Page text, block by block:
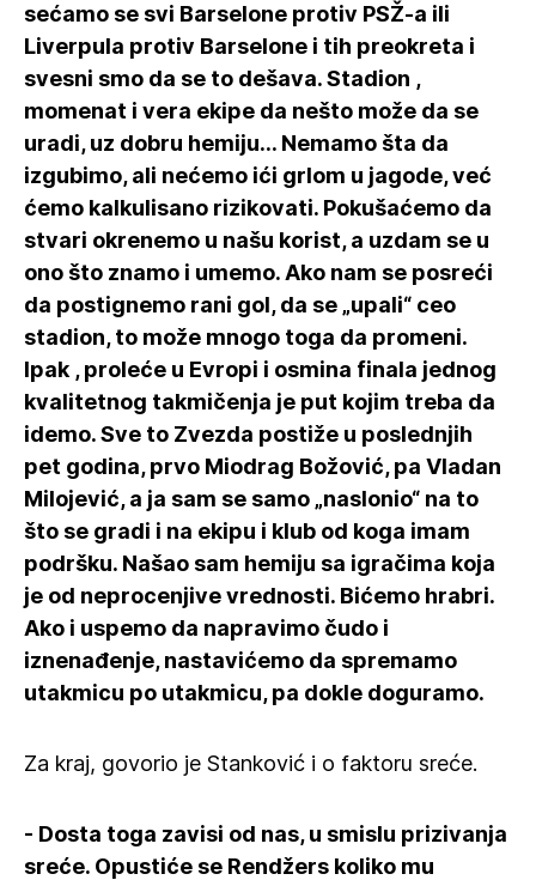
sećamo se svi Barselone protiv PSŽ-a ili
Liverpula protiv Barselone i tih preokreta i
svesni smo da se to dešava. Stadion ,
momenat i vera ekipe da nešto može da se
uradi, uz dobru hemiju... Nemamo šta da
izgubimo, ali nećemo ići grlom u jagode, već
ćemo kalkulisano rizikovati. Pokušaćemo da
stvari okrenemo u našu korist, a uzdam se u
ono što znamo i umemo. Ako nam se posreći
da postignemo rani gol, da se „upali“ ceo
stadion, to može mnogo toga da promeni.
Ipak , proleće u Evropi i osmina finala jednog
kvalitetnog takmičenja je put kojim treba da
idemo. Sve to Zvezda postiže u poslednjih
pet godina, prvo Miodrag Božović, pa Vladan
Milojević, a ja sam se samo „naslonio“ na to
što se gradi i na ekipu i klub od koga imam
podršku. Našao sam hemiju sa igračima koja
je od neprocenjive vrednosti. Bićemo hrabri.
Ako i uspemo da napravimo čudo i
iznenađenje, nastavićemo da spremamo
utakmicu po utakmicu, pa dokle doguramo.
Za kraj, govorio je Stanković i o faktoru sreće.
- Dosta toga zavisi od nas, u smislu prizivanja
sreće. Opustiće se Rendžers koliko mu